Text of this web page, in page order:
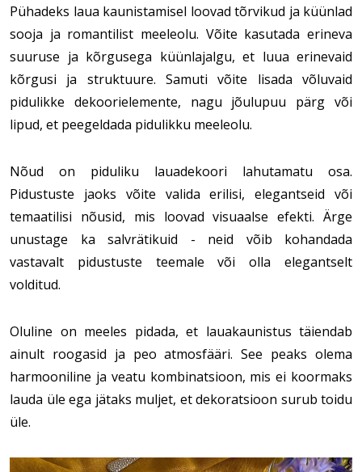
Pühadeks laua kaunistamisel loovad tõrvikud ja küünlad
sooja ja romantilist meeleolu. Võite kasutada erineva
suuruse ja kõrgusega küünlajalgu, et luua erinevaid
kõrgusi ja struktuure. Samuti võite lisada võluvaid
pidulikke dekoorielemente, nagu jõulupuu pärg või
lipud, et peegeldada pidulikku meeleolu.
Nõud on piduliku lauadekoori lahutamatu osa.
Pidustuste jaoks võite valida erilisi, elegantseid või
temaatilisi nõusid, mis loovad visuaalse efekti. Ärge
unustage ka salvrätikuid - neid võib kohandada
vastavalt pidustuste teemale või olla elegantselt
volditud.
Oluline on meeles pidada, et lauakaunistus täiendab
ainult roogasid ja peo atmosfääri. See peaks olema
harmooniline ja veatu kombinatsioon, mis ei koormaks
lauda üle ega jätaks muljet, et dekoratsioon surub toidu
üle.